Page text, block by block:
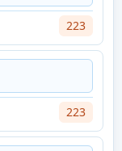
223
223